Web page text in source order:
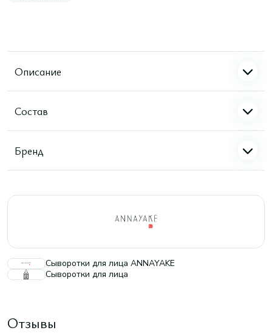
Описание
Состав
Бренд
Сыворотки для лица ANNAYAKE
Сыворотки для лица
Отзывы